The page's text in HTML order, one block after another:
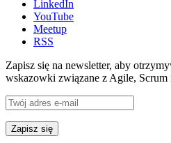
LinkedIn
YouTube
Meetup
RSS
Zapisz się na newsletter, aby
wskazowki związane z Agile, Scrum